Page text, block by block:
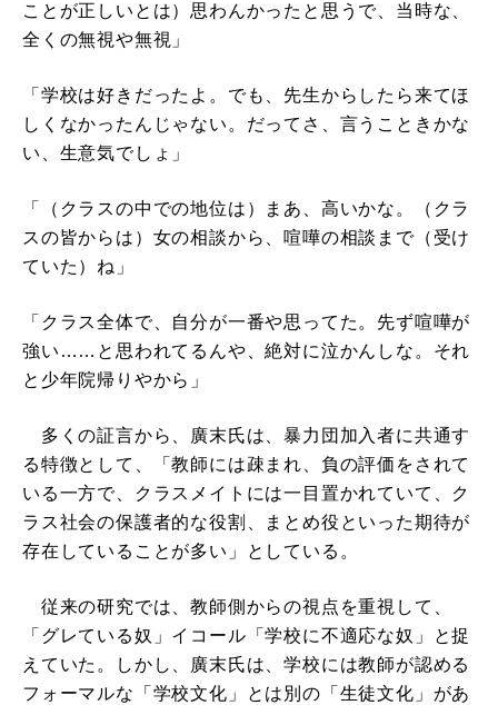
ことが正しいとは）思わんかったと思うで、当時な、
全くの無視や無視」
「学校は好きだったよ。でも、先生からしたら来てほ
しくなかったんじゃない。だってさ、言うこときかな
い、生意気でしょ」
「（クラスの中での地位は）まあ、高いかな。（クラ
スの皆からは）女の相談から、喧嘩の相談まで（受け
ていた）ね」
「クラス全体で、自分が一番や思ってた。先ず喧嘩が
強い……と思われてるんや、絶対に泣かんしな。それ
と少年院帰りやから」
多くの証言から、廣末氏は、暴力団加入者に共通す
る特徴として、「教師には疎まれ、負の評価をされて
いる一方で、クラスメイトには一目置かれていて、ク
ラス社会の保護者的な役割、まとめ役といった期待が
存在していることが多い」としている。
従来の研究では、教師側からの視点を重視して、
「グレている奴」イコール「学校に不適応な奴」と捉
えていた。しかし、廣末氏は、学校には教師が認める
フォーマルな「学校文化」とは別の「生徒文化」があ